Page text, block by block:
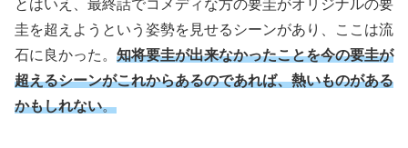
とはいえ、最終話でコメディな方の要圭がオリジナルの要
圭を超えようという姿勢を見せるシーンがあり、ここは流
石に良かった。 知将要圭が出来なかったことを今の要圭が
超えるシーンがこれからあるのであれば、熱いものがある
かもしれない。